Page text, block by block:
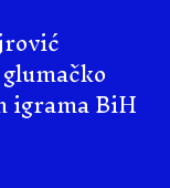
igrama BiH